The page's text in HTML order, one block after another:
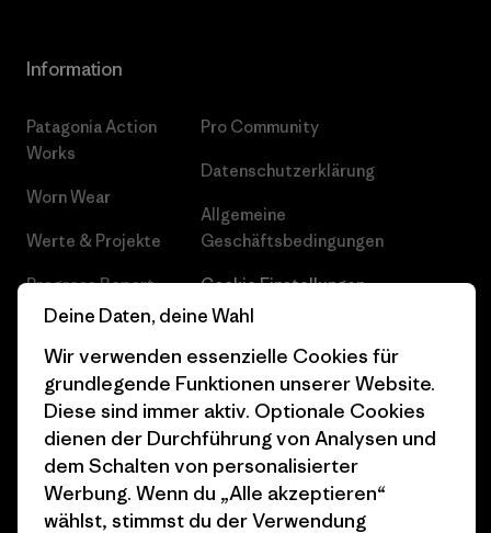
Information
Patagonia Action
Works
Worn Wear
Werte & Projekte
Progress Report
Business Unusual
Klimaziele
1% For The Planet
Wie wir finanzieren
Geschenkgutscheine
Pro Community
Datenschutzerklärung
Allgemeine
Geschäftsbedingungen
Cookie Einstellungen
Karriere
Pressekontakt
Industry program
Affiliate-Programm
Patagonia Deutschland
Deine Daten, deine Wahl
Wir verwenden essenzielle Cookies für
grundlegende Funktionen unserer Website.
Diese sind immer aktiv. Optionale Cookies
dienen der Durchführung von Analysen und
dem Schalten von personalisierter
Werbung. Wenn du „Alle akzeptieren“
wählst, stimmst du der Verwendung